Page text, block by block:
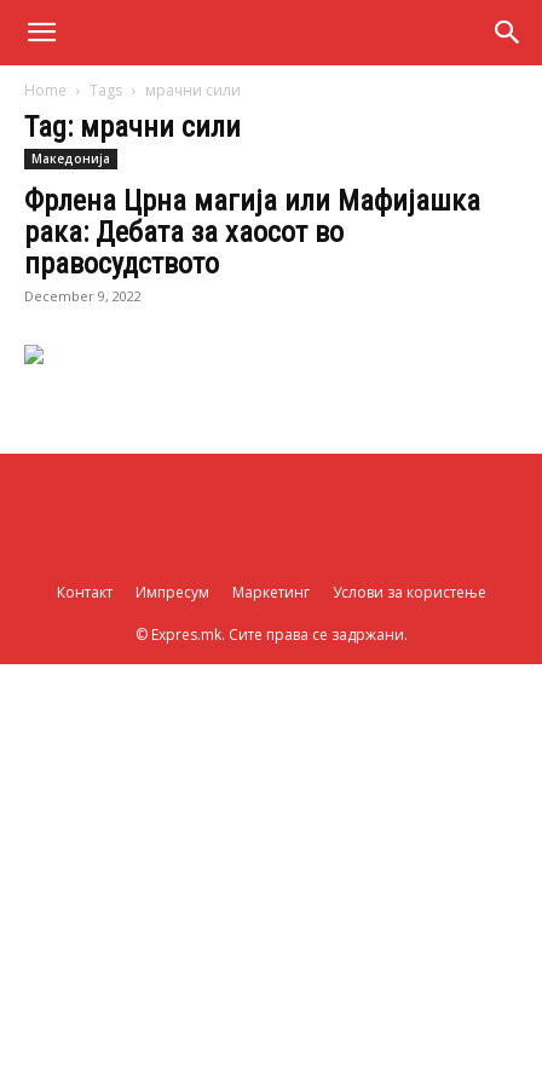
Home Tags мрачни сили
Tag: мрачни сили
Македонија
Фрлена Црна магија или Мафијашка
рака: Дебата за хаосот во
правосудството
December 9, 2022
Контакт Импресум Маркетинг Услови за користење
© Expres.mk. Сите права се задржани.